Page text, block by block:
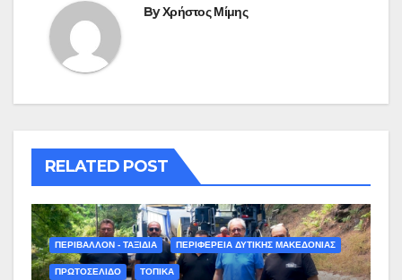
ByΧρήστος Μίμης
RELATED POST
ΠΕΡΙΒΑΛΛΟΝ - ΤΑΞΙΔΙΑ ΠΕΡΙΦΕΡΕΙΑ ΔΥΤΙΚΗΣ ΜΑΚΕΔΟΝΙΑΣ
ΠΡΩΤΟΣΕΛΙΔΟ ΤΟΠΙΚΑ